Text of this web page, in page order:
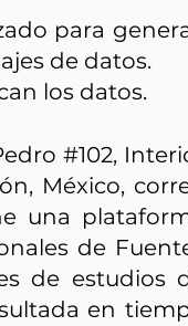
para
de datos.
los datos.
#102,
México,
una
de
de estudios
en